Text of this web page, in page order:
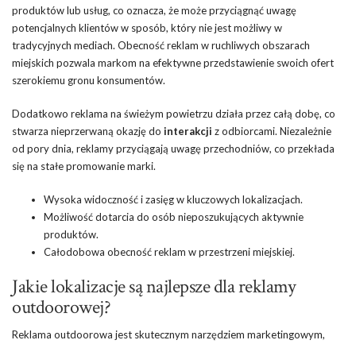
produktów lub usług, co oznacza, że może przyciągnąć uwagę
potencjalnych klientów w sposób, który nie jest możliwy w
tradycyjnych mediach. Obecność reklam w ruchliwych obszarach
miejskich pozwala markom na efektywne przedstawienie swoich ofert
szerokiemu gronu konsumentów.
Dodatkowo reklama na świeżym powietrzu działa przez całą dobę, co
stwarza nieprzerwaną okazję do interakcji z odbiorcami. Niezależnie
od pory dnia, reklamy przyciągają uwagę przechodniów, co przekłada
się na stałe promowanie marki.
Wysoka widoczność i zasięg w kluczowych lokalizacjach.
Możliwość dotarcia do osób nieposzukujących aktywnie
produktów.
Całodobowa obecność reklam w przestrzeni miejskiej.
Jakie lokalizacje są najlepsze dla reklamy
outdoorowej?
Reklama outdoorowa jest skutecznym narzędziem marketingowym,